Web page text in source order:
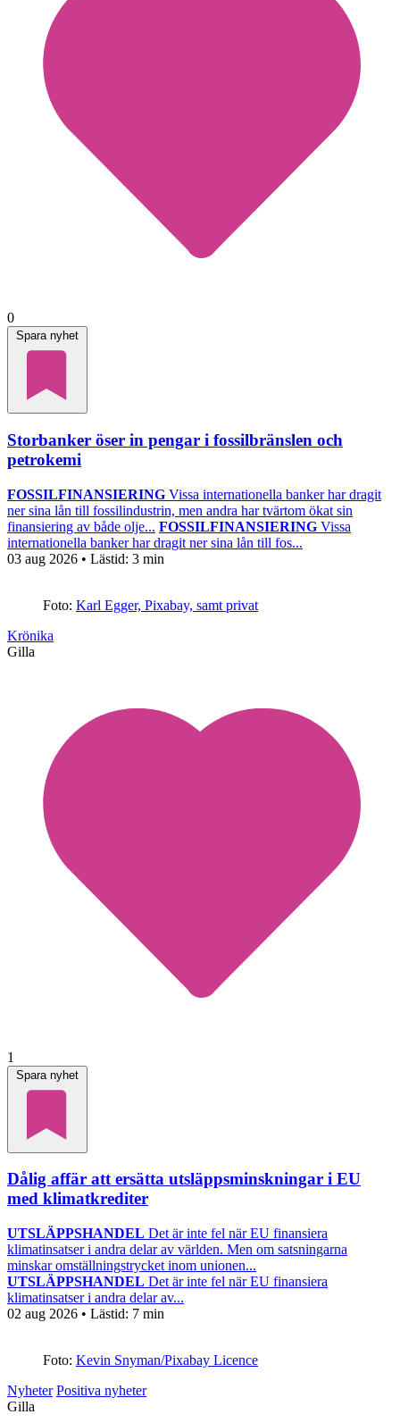
0
Spara nyhet
Storbanker öser in pengar i fossilbränslen och
petrokemi
FOSSILFINANSIERING Vissa internationella banker har dragit
ner sina lån till fossilindustrin, men andra har tvärtom ökat sin
finansiering av både olje... FOSSILFINANSIERING Vissa
internationella banker har dragit ner sina lån till fos...
03 aug 2026 • Lästid: 3 min
Foto: Karl Egger, Pixabay, samt privat
Krönika
Gilla
1
Spara nyhet
Dålig affär att ersätta utsläppsminskningar i EU
med klimatkrediter
UTSLÄPPSHANDEL Det är inte fel när EU finansiera
klimatinsatser i andra delar av världen. Men om satsningarna
minskar omställningstrycket inom unionen...
UTSLÄPPSHANDEL Det är inte fel när EU finansiera
klimatinsatser i andra delar av...
02 aug 2026 • Lästid: 7 min
Foto: Kevin Snyman/Pixabay Licence
Nyheter Positiva nyheter
Gilla